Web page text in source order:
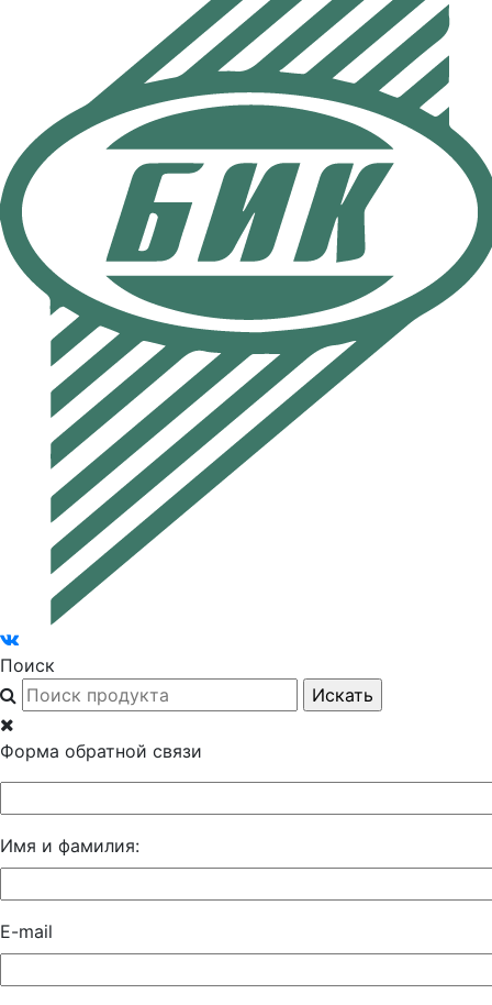
Поиск
Форма обратной связи
Имя и фамилия:
E-mail